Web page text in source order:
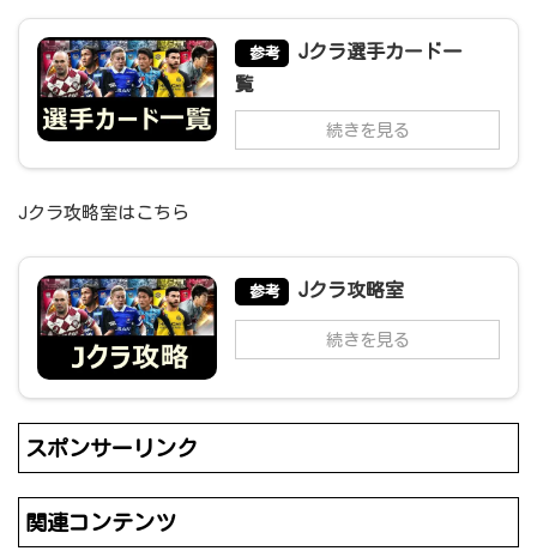
参考
Jクラ選手カード一
覧
続きを見る
Jクラ攻略室はこちら
参考 Jクラ攻略室
続きを見る
スポンサーリンク
関連コンテンツ